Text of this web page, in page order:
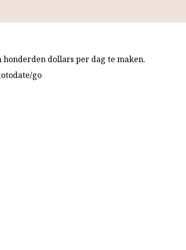
honderden dollars per dag te maken.
go